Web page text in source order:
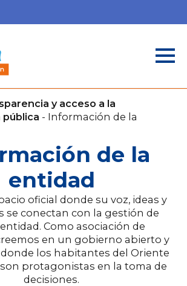
y acceso a la
- Información de la
de la
entidad
oficial donde su voz, ideas y
se conectan con la gestión de
Como asociación de
en un gobierno abierto y
los habitantes del Oriente
protagonistas en la toma de
decisiones.